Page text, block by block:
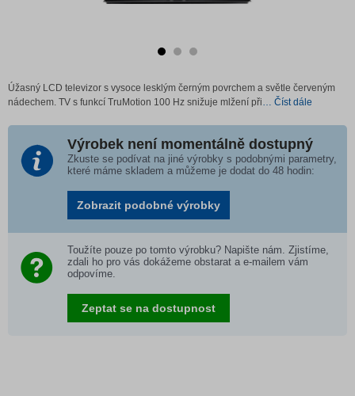
Úžasný LCD televizor s vysoce lesklým černým povrchem a světle červeným
nádechem. TV s funkcí TruMotion 100 Hz snižuje mlžení při… Číst dále
Výrobek není momentálně dostupný
Zkuste se podívat na jiné výrobky s podobnými parametry,
které máme skladem a můžeme je dodat do 48 hodin:
Zobrazit podobné výrobky
Toužíte pouze po tomto výrobku? Napište nám. Zjistíme,
zdali ho pro vás dokážeme obstarat a e-mailem vám
odpovíme.
Zeptat se na dostupnost